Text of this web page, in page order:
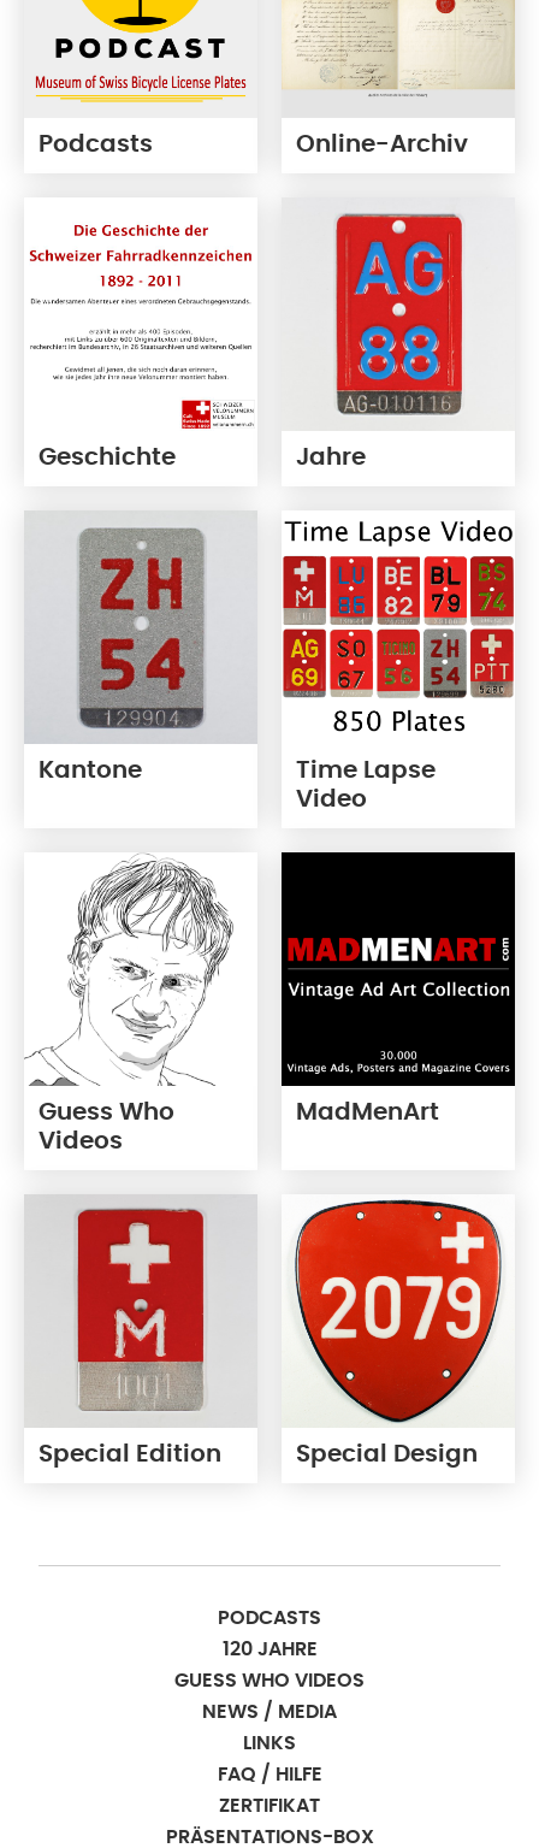
Podcasts Online-Archiv
Geschichte Jahre
Kantone
Time Lapse
Video
Guess Who
Videos
MadMenArt
Special Edition Special Design
PODCASTS
120 JAHRE
GUESS WHO VIDEOS
NEWS / MEDIA
LINKS
FAQ / HILFE
ZERTIFIKAT
PRÄSENTATIONS-BOX